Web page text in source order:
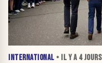
INTERNATIONAL • IL Y A 4 JOURS